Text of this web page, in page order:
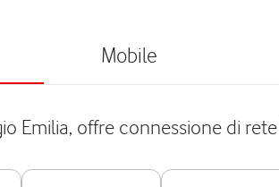
Mobile
Emilia, offre connessione di